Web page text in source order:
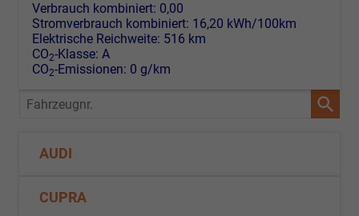
Verbrauch kombiniert: 0,00
Stromverbrauch kombiniert: 16,20 kWh/100km
Elektrische Reichweite: 516 km
CO2-Klasse: A
CO2-Emissionen: 0 g/km
Fahrzeugnr.
AUDI
CUPRA